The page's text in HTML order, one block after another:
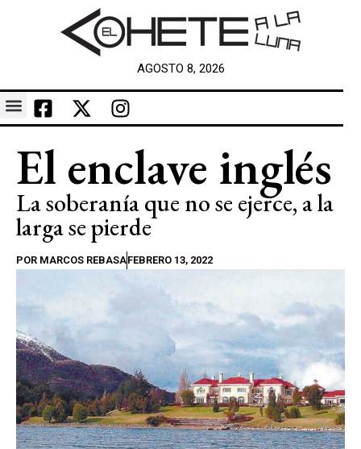
AGOSTO 8, 2026
El enclave inglés
La soberanía que no se ejerce, a la
larga se pierde
POR MARCOS REBASAFEBRERO 13, 2022